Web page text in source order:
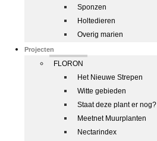
Sponzen
Holtedieren
Overig marien
Projecten
FLORON
Het Nieuwe Strepen
Witte gebieden
Staat deze plant er nog?
Meetnet Muurplanten
Nectarindex